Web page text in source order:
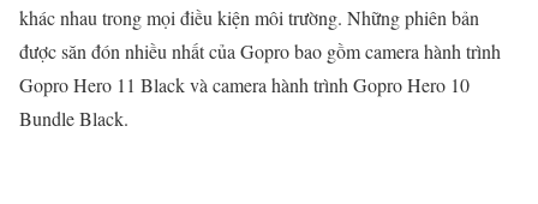
khác nhau trong mọi điều kiện môi trường. Những phiên bản
được săn đón nhiều nhất của Gopro bao gồm camera hành trình
Gopro Hero 11 Black và camera hành trình Gopro Hero 10
Bundle Black.